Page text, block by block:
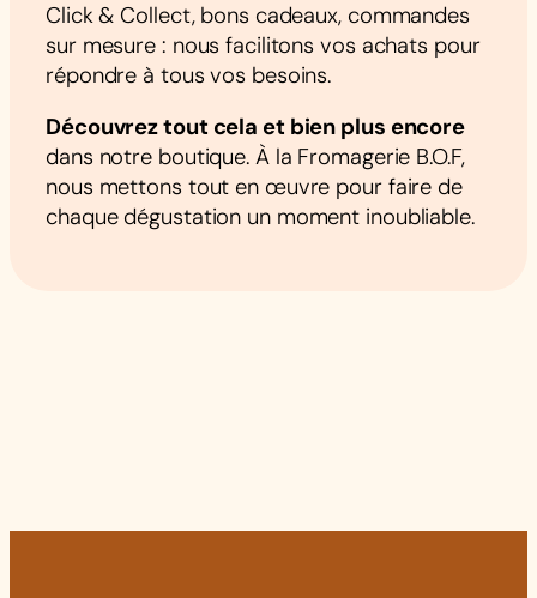
Click & Collect, bons cadeaux, commandes
sur mesure : nous facilitons vos achats pour
répondre à tous vos besoins.
Découvrez tout cela et bien plus encore
dans notre boutique. À la Fromagerie B.O.F,
nous mettons tout en œuvre pour faire de
chaque dégustation un moment inoubliable.